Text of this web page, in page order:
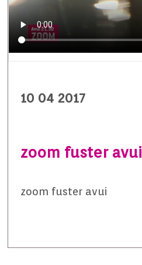
10 04 2017
zoom fuster avui
zoom fuster avui